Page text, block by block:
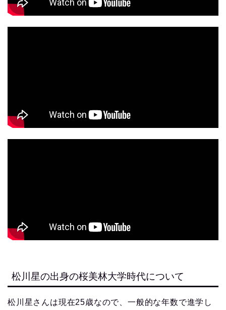
松川星の出身の桜美林大学時代について
松川星さんは現在25歳なので、一般的な年数で進学し